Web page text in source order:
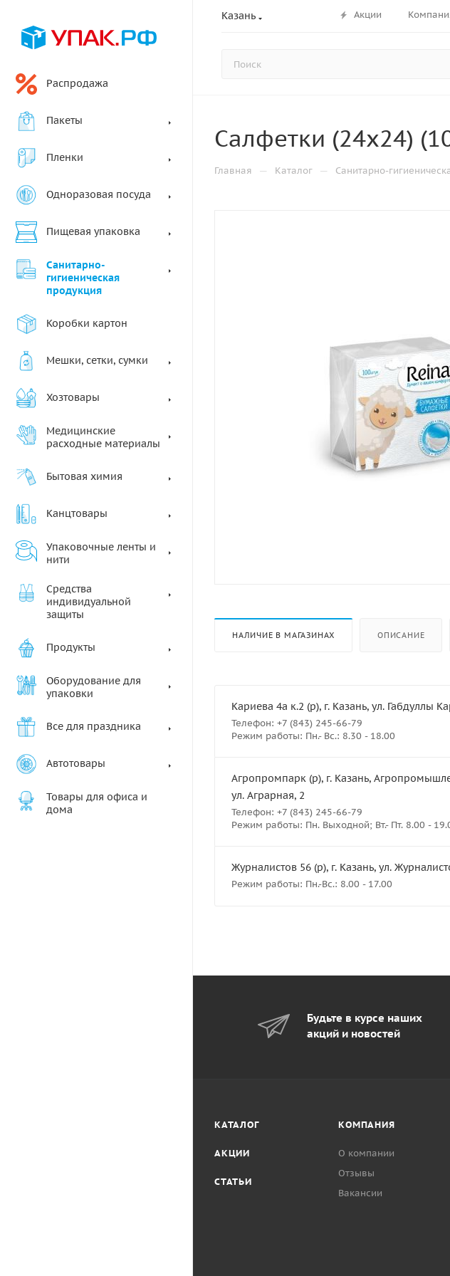
Казань Акции
Распродажа
Пакеты
Пленки
Одноразовая посуда
Пищевая упаковка
Санитарно-
гигиеническая
продукция
Коробки картон
Мешки, сетки, сумки
Хозтовары
Медицинские
расходные материалы
Бытовая химия
Канцтовары
Упаковочные ленты и
нити
Средства
индивидуальной
защиты
Продукты
Оборудование для
упаковки
Все для праздника
Автотовары
Товары для офиса и
дома
Салфетки (24х24)
Главная — Каталог — Санитарно-
НАЛИЧИЕ В МАГАЗИНАХ ОПИСАНИЕ
Кариева 4а к.2 (р), г. Казань, ул. Габдуллы
Телефон: +7 (843) 245-66-79
Режим работы: Пн.- Вс.: 8.30 - 18.00
Агропромпарк (р), г. Казань,
ул. Аграрная, 2
Телефон: +7 (843) 245-66-79
Режим работы: Пн. Выходной; Вт.- Пт. 8.00 -
Журналистов 56 (р), г. Казань, ул.
Режим работы: Пн.-Вс.: 8.00 - 17.00
Будьте в курсе наших
акций и новостей
КАТАЛОГ
АКЦИИ
СТАТЬИ
КОМПАНИЯ
О компании
Отзывы
Вакансии